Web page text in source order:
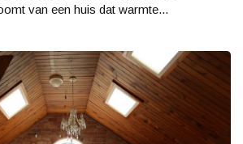
van een huis dat warmte...